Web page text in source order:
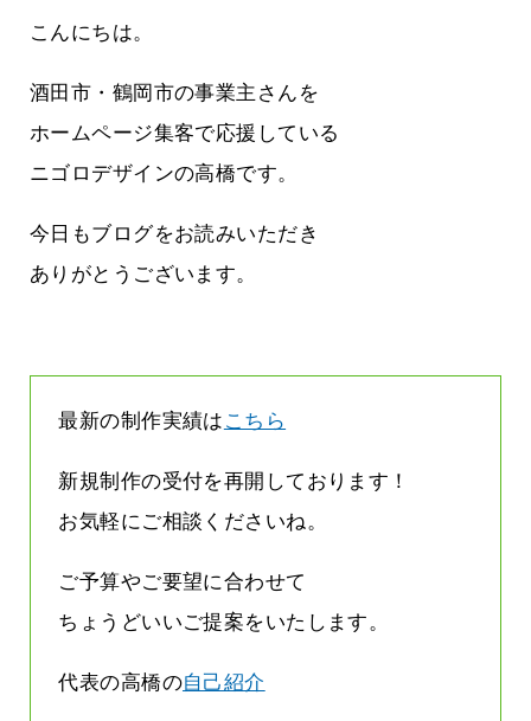
こんにちは。
酒田市・鶴岡市の事業主さんを
ホームページ集客で応援している
ニゴロデザインの高橋です。
今日もブログをお読みいただき
ありがとうございます。
最新の制作実績は こちら
新規制作の受付を再開しております！
お気軽にご相談くださいね。
ご予算やご要望に合わせて
ちょうどいいご提案をいたします。
代表の高橋の自己紹介
負けない
メンタルに来る～！想定してたより利
2026.07.29